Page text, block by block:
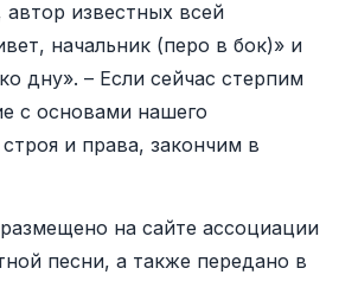
известных всей
начальник (перо в бок)» и
дну». – Если сейчас стерпим
с основами нашего
и права, закончим в
на сайте ассоциации
песни, а также передано в